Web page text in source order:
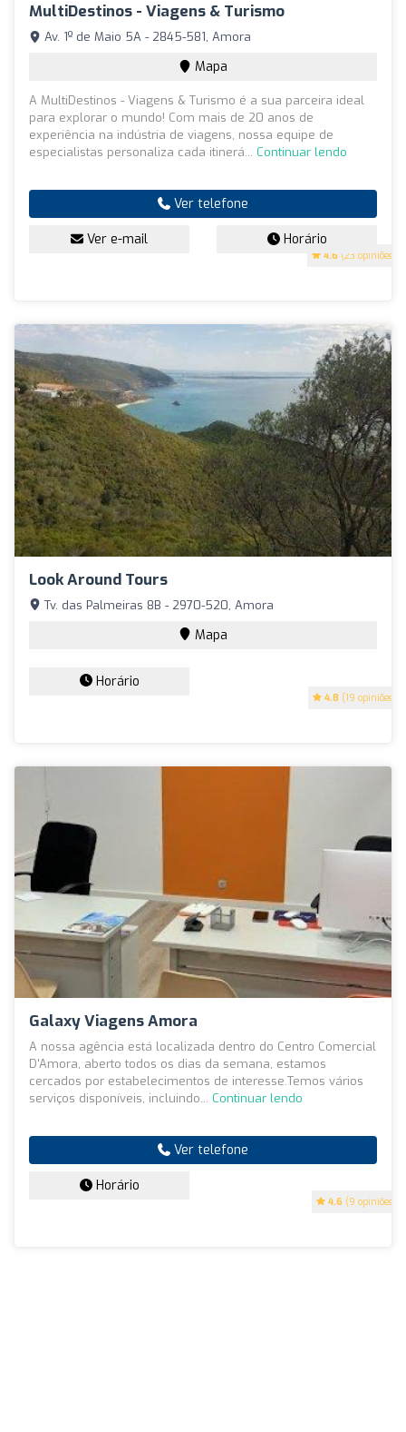
MultiDestinos - Viagens & Turismo
4.6 (23 opiniões)
Av. 1º de Maio 5A - 2845-581, Amora
Mapa
A MultiDestinos - Viagens & Turismo é a sua parceira ideal
para explorar o mundo! Com mais de 20 anos de
experiência na indústria de viagens, nossa equipe de
especialistas personaliza cada itinerá... Continuar lendo
Ver telefone
Ver e-mail Horário
Look Around Tours
4.8 (19 opiniões)
Tv. das Palmeiras 8B - 2970-520, Amora
Mapa
Horário
Galaxy Viagens Amora
4.6 (9 opiniões)
A nossa agência está localizada dentro do Centro Comercial
D'Amora, aberto todos os dias da semana, estamos
cercados por estabelecimentos de interesse.Temos vários
serviços disponíveis, incluindo... Continuar lendo
Ver telefone
Horário